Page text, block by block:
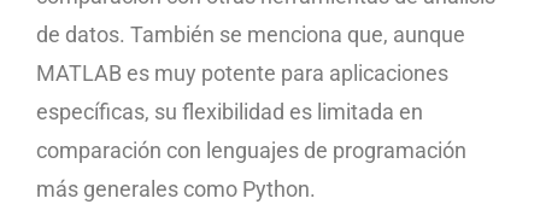
de datos. También se menciona que, aunque
MATLAB es muy potente para aplicaciones
específicas, su flexibilidad es limitada en
comparación con lenguajes de programación
más generales como Python.